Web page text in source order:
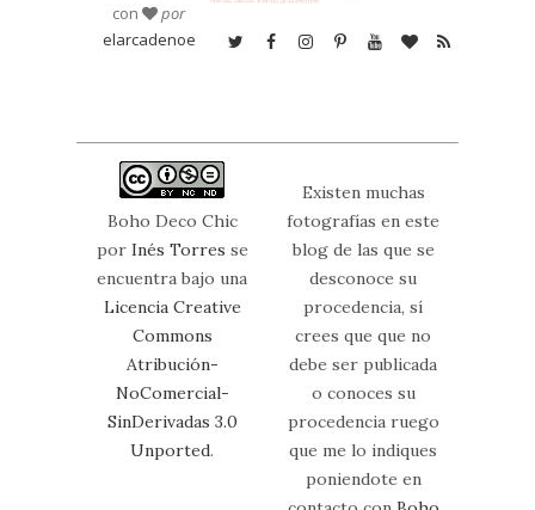
con
por
elarcadenoe
Boho Deco Chic
por Inés Torres se
encuentra bajo una
Licencia Creative
Commons
Atribución-
NoComercial-
SinDerivadas 3.0
Unported.
Existen muchas
fotografías en este
blog de las que se
desconoce su
procedencia, sí
crees que que no
debe ser publicada
o conoces su
procedencia ruego
que me lo indiques
poniendote en